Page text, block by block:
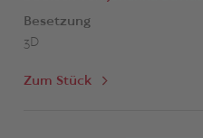
Besetzung
3D
Zum Stück